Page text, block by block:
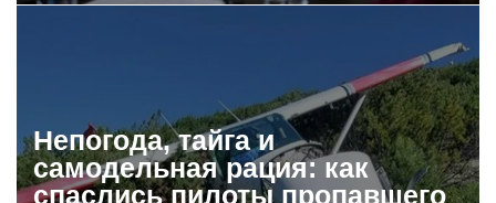
Непогода, тайга и
самодельная рация: как
спаслись пилоты пропавшего